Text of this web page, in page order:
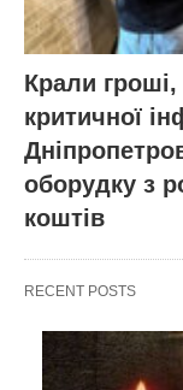
Крали
критичної
оборудку з
коштів
RECENT POSTS